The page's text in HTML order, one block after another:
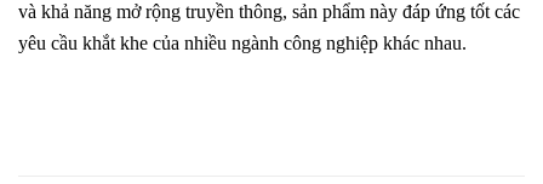
và khả năng mở rộng truyền thông, sản phẩm này đáp ứng tốt các
yêu cầu khắt khe của nhiều ngành công nghiệp khác nhau.